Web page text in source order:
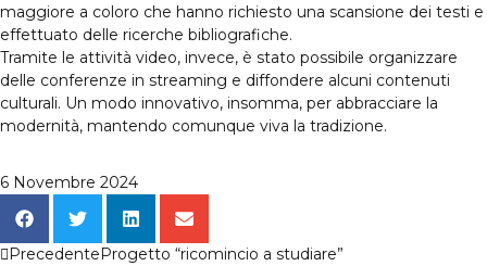
maggiore a coloro che hanno richiesto una scansione dei testi e
effettuato delle ricerche bibliografiche.
Tramite le attività video, invece, è stato possibile organizzare
delle conferenze in streaming e diffondere alcuni contenuti
culturali. Un modo innovativo, insomma, per abbracciare la
modernità, mantendo comunque viva la tradizione.
6 Novembre 2024
PrecedenteProgetto “ricomincio a studiare”